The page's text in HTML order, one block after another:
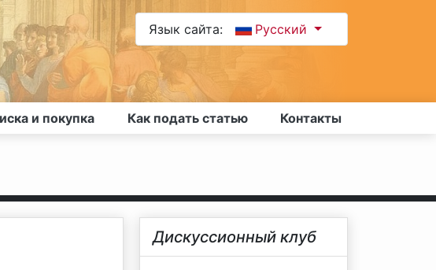
Язык сайта: Русский
и покупка Как подать статью Контакты
Дискуссионный клуб